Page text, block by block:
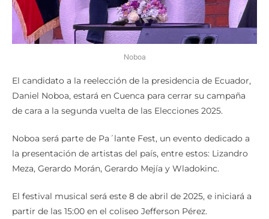
Noboa
El candidato a la reelección de la presidencia de Ecuador,
Daniel Noboa, estará en Cuenca para cerrar su campaña
de cara a la segunda vuelta de las Elecciones 2025.
Noboa será parte de Pa´lante Fest, un evento dedicado a
la presentación de artistas del país, entre estos: Lizandro
Meza, Gerardo Morán, Gerardo Mejía y Wladokinc.
El festival musical será este 8 de abril de 2025, e iniciará a
partir de las 15:00 en el coliseo Jefferson Pérez.